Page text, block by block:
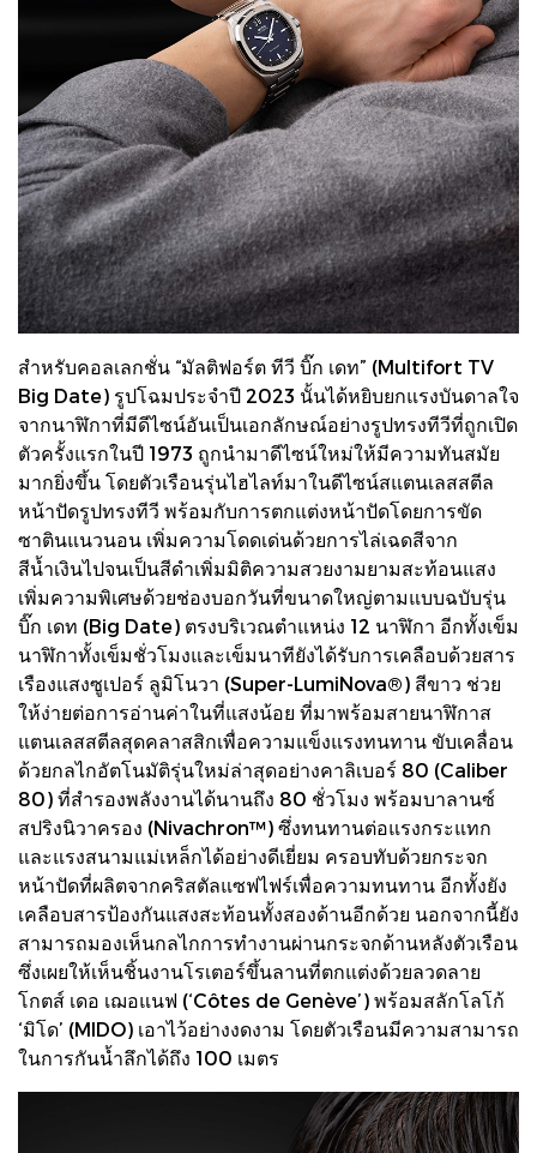
สำหรับคอลเลกชั่น “มัลติฟอร์ต ทีวี บิ๊ก เดท” (Multifort TV
Big Date) รูปโฉมประจำปี 2023 นั้นได้หยิบยกแรงบันดาลใจ
จากนาฬิกาที่มีดีไซน์อันเป็นเอกลักษณ์อย่างรูปทรงทีวีที่ถูกเปิด
ตัวครั้งแรกในปี 1973 ถูกนำมาดีไซน์ใหม่ให้มีความทันสมัย
มากยิ่งขึ้น โดยตัวเรือนรุ่นไฮไลท์มาในดีไซน์สแตนเลสสตีล
หน้าปัดรูปทรงทีวี พร้อมกับการตกแต่งหน้าปัดโดยการขัด
ซาตินแนวนอน เพิ่มความโดดเด่นด้วยการไล่เฉดสีจาก
สีน้ำเงินไปจนเป็นสีดำเพิ่มมิติความสวยงามยามสะท้อนแสง
เพิ่มความพิเศษด้วยช่องบอกวันที่ขนาดใหญ่ตามแบบฉบับรุ่น
บิ๊ก เดท (Big Date) ตรงบริเวณตำแหน่ง 12 นาฬิกา อีกทั้งเข็ม
นาฬิกาทั้งเข็มชั่วโมงและเข็มนาทียังได้รับการเคลือบด้วยสาร
เรืองแสงซูเปอร์ ลูมิโนวา (Super-LumiNova®) สีขาว ช่วย
ให้ง่ายต่อการอ่านค่าในที่แสงน้อย ที่มาพร้อมสายนาฬิกาส
แตนเลสสตีลสุดคลาสสิกเพื่อความแข็งแรงทนทาน ขับเคลื่อน
ด้วยกลไกอัตโนมัติรุ่นใหม่ล่าสุดอย่างคาลิเบอร์ 80 (Caliber
80) ที่สำรองพลังงานได้นานถึง 80 ชั่วโมง พร้อมบาลานซ์
สปริงนิวาครอง (Nivachron™) ซึ่งทนทานต่อแรงกระแทก
และแรงสนามแม่เหล็กได้อย่างดีเยี่ยม ครอบทับด้วยกระจก
หน้าปัดที่ผลิตจากคริสตัลแซฟไฟร์เพื่อความทนทาน อีกทั้งยัง
เคลือบสารป้องกันแสงสะท้อนทั้งสองด้านอีกด้วย นอกจากนี้ยัง
สามารถมองเห็นกลไกการทำงานผ่านกระจกด้านหลังตัวเรือน
ซึ่งเผยให้เห็นชิ้นงานโรเตอร์ขึ้นลานที่ตกแต่งด้วยลวดลาย
โกตส์ เดอ เฌอแนฟ (‘Côtes de Genève’) พร้อมสลักโลโก้
‘มิโด’ (MIDO) เอาไว้อย่างงดงาม โดยตัวเรือนมีความสามารถ
ในการกันน้ำลึกได้ถึง 100 เมตร